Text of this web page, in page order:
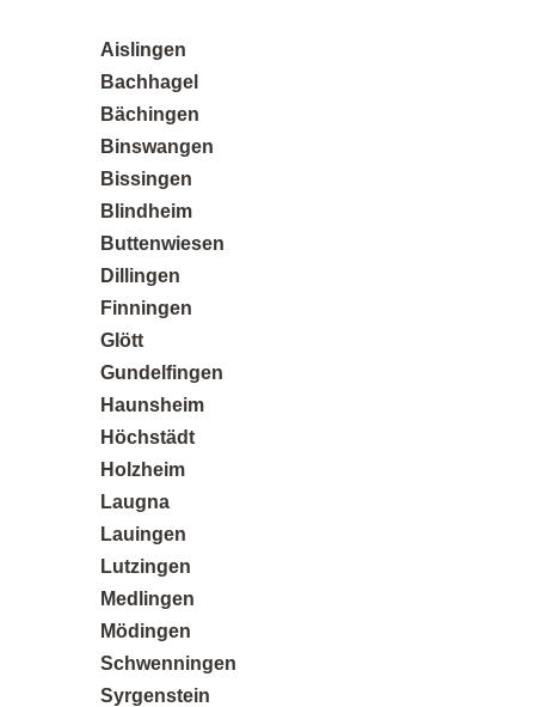
Team hat mich super beraten, welches Material
am besten zu meinem Projekt passt. Das
Ergebnis hat meine Erwartungen übertroffen!
Posted on
Google
Sandra K.
12 Rezensionen
Perfekt für kleine Auflagen - Ich brauchte nur 50
Broschüren und war überrascht, wie günstig und
professionell das Ergebnis geworden ist. Ideal,
wenn man keine riesige Stückzahl braucht.
Aislingen
Bachhagel
Bächingen
Binswangen
Bissingen
Blindheim
Buttenwiesen
Dillingen
Finningen
Glött
Gundelfingen
Haunsheim
Höchstädt
Holzheim
Laugna
Lauingen
Lutzingen
Medlingen
Mödingen
Schwenningen
Syrgenstein